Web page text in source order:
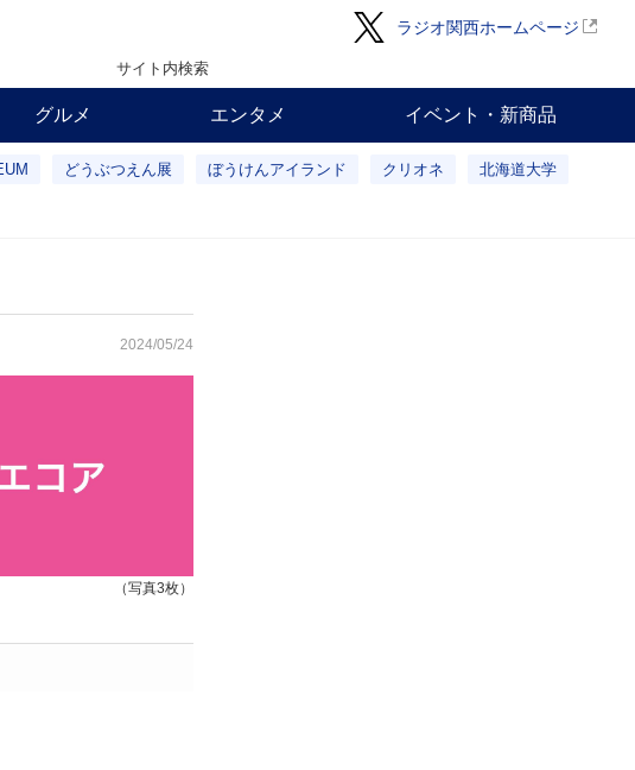
ラジオ関西ホームページ
サイト内検索
グルメ エンタメ イベント・新商品
どうぶつえん展 ぼうけんアイランド クリオネ 北海道大学
2024/05/24
（写真3枚）